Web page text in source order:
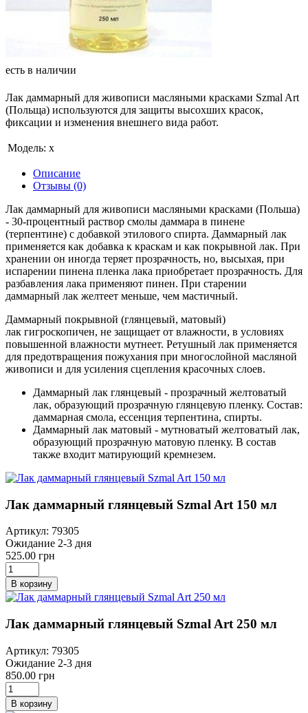
есть в наличии
Лак даммарный для живописи масляными красками Szmal Art
(Польща) используются для защиты высохших красок,
фиксации и изменения внешнего вида работ.
Модель: х
Описание
Отзывы (0)
Лак даммарный для живописи масляными красками (Польша)
- 30-процентный раствор смолы даммара в пинене
(терпентине) с добавкой этилового спирта. Даммарный лак
применяется как добавка к краскам и как покрывной лак. При
хранении он иногда теряет прозрачность, но, высыхая, при
испарении пинена пленка лака приобретает прозрачность. Для
разбавления лака применяют пинен. При старении
даммарный лак желтеет меньше, чем мастичный.
Даммарный покрывной (глянцевый, матовый)
лак гигроскопичен, не защищает от влажности, в условиях
повышенной влажности мутнеет. Ретушный лак применяется
для предотвращения пожухания при многослойной масляной
живописи и для усиления сцепления красочных слоев.
Даммарный лак глянцевый - прозрачный желтоватый
лак, образующий прозрачную глянцевую пленку. Состав:
даммарная смола, ессенция терпентина, спирты.
Даммарный лак матовый - мутноватый желтоватый лак,
образующий прозрачную матовую пленку. В состав
также входит матирующий кремнезем.
Лак даммарный глянцевый Szmal Art 150 мл
Артикул: 79305
Ожидание 2-3 дня
525.00 грн
В корзину
Лак даммарный глянцевый Szmal Art 250 мл
Артикул: 79305
Ожидание 2-3 дня
850.00 грн
В корзину